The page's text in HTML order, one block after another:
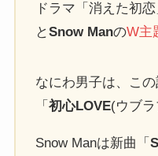
ドラマ「消えた初
とSnow ManのW主
なにわ男子は、こ
「初心LOVE(ウブラ
Snow Manは新曲「